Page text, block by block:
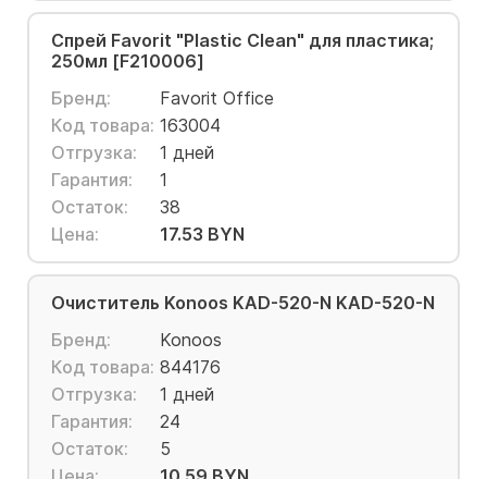
Спрей Favorit "Plastic Clean" для пластика;
250мл [F210006]
Бренд:
Favorit Office
Код товара: 163004
Отгрузка:
1 дней
Гарантия:
1
Остаток:
38
Цена:
17.53 BYN
Очиститель Konoos KAD-520-N KAD-520-N
Бренд:
Konoos
Код товара: 844176
Отгрузка:
1 дней
Гарантия:
24
Остаток:
5